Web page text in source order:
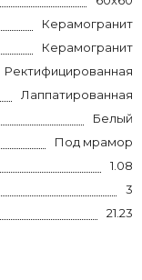
Керамогранит
Керамогранит
Ректифицированная
Лаппатированная
Белый
Под мрамор
1.08
3
21.23